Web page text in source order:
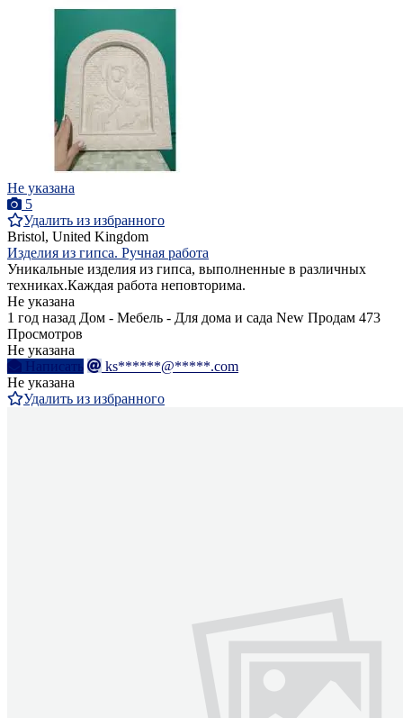
Не указана
5
Удалить из избранного
Bristol, United Kingdom
Изделия из гипса. Ручная работа
Уникальные изделия из гипса, выполненные в различных
техниках.Каждая работа неповторима.
Не указана
1 год назад Дом - Мебель - Для дома и сада New Продам 473
Просмотров
Не указана
Написать
ks******@*****.com
Не указана
Удалить из избранного